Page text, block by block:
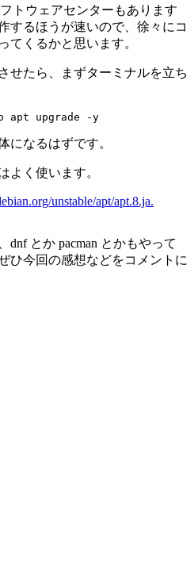
トウェアセンターもあります
するほうが速いので、徐々にコ
てくるかと思います。
せたら、まずターミナルを立ち
apt upgrade -y
になるはずです。
よく使います。
unstable/apt/apt.8.ja.
dnf とか pacman とかもやって
ひ今回の感想などをコメントに